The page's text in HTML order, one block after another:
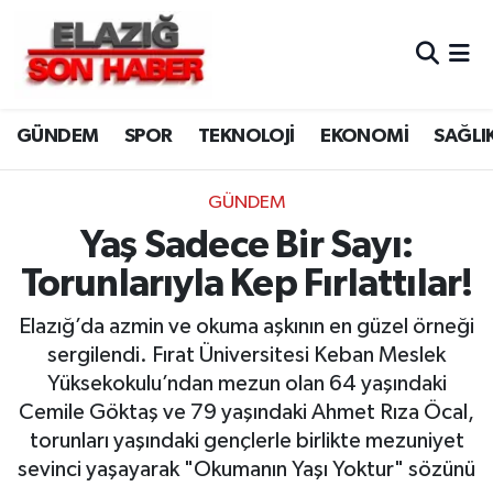
GÜNDEM SPOR TEKNOLOJİ EKONOMİ
GÜNDEM
Yaş Sadece Bir Sayı:
Torunlarıyla Kep Fırlattılar!
Elazığ’da azmin ve okuma aşkının en güzel örneği
sergilendi. Fırat Üniversitesi Keban Meslek
Yüksekokulu’ndan mezun olan 64 yaşındaki
Cemile Göktaş ve 79 yaşındaki Ahmet Rıza Öcal,
torunları yaşındaki gençlerle birlikte mezuniyet
sevinci yaşayarak "Okumanın Yaşı Yoktur" sözünü
CANLI YAYIN
ASAYİŞ
BİLİM VE TEKNOLOJİ
DÜNYA
EKONOMİ
ELAZIĞ
GENEL
Merkez Hava Durumu
Merkez Trafik Yoğunluk Haritası
Süper Lig Puan Durumu ve Fikstür
Tüm Manşetler
Son Dakika Haberleri
Haber Arşivi